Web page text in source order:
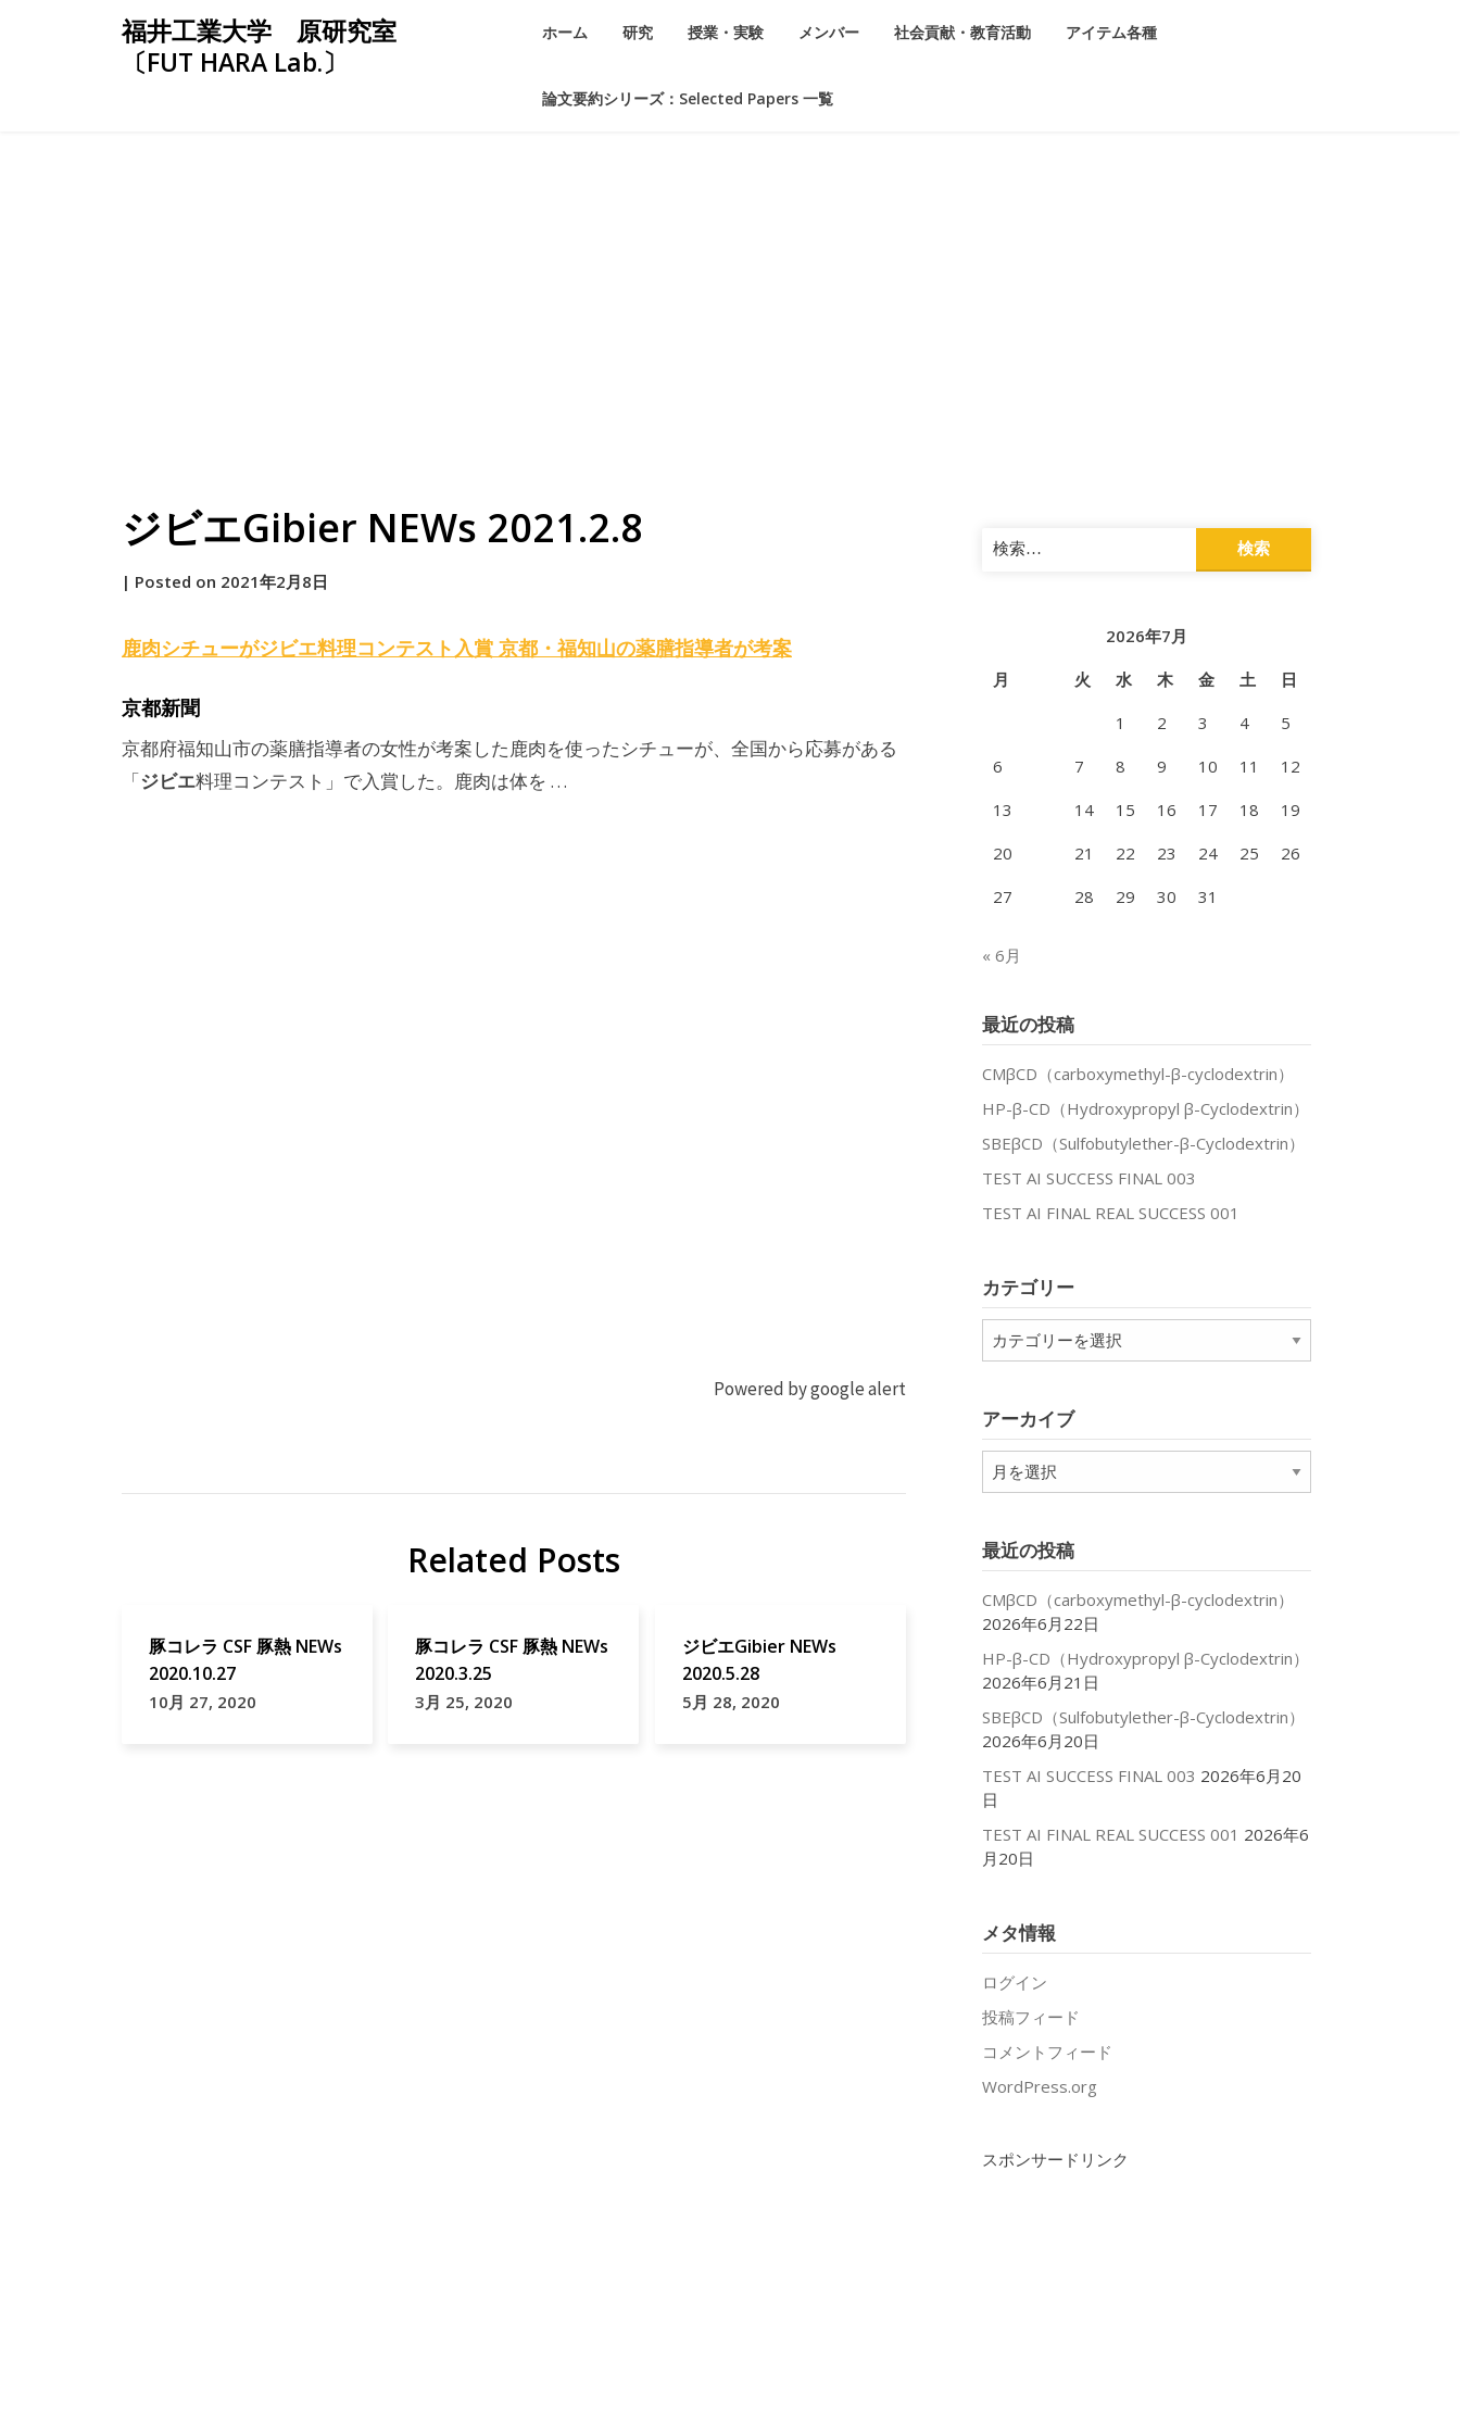
福井工業大学 原研究室
〔FUT HARA Lab.〕
ホーム 研究 授業・実験 メンバー 社会貢献・教育活動 アイテム各種
論文要約シリーズ：Selected Papers 一覧
ジビエGibier NEWs 2021.2.8
by
| Posted on 2021年2月8日
鹿肉シチューがジビエ料理コンテスト入賞 京都・福知山の薬膳指導者が考案
京都新聞
京都府福知山市の薬膳指導者の女性が考案した鹿肉を使ったシチューが、全国から応募がある
「ジビエ料理コンテスト」で入賞した。鹿肉は体を …
Powered by google alert
献チ
ュ
Related Posts
豚コレラ CSF 豚熱 NEWs
2020.10.27
10月 27, 2020
豚コレラ CSF 豚熱 NEWs
2020.3.25
3月 25, 2020
ジビエGibier NEWs
2020.5.28
5月 28, 2020
検
索:
2026年7月
月
火 水 木 金 土
日
1
2 3 4
5
6
7 8 9 10 11
12
13
14 15 16 17 18
19
20
21 22 23 24 25
26
27
28 29 30 31
« 6月
最近の投稿
CMβCD（carboxymethyl-β-cyclodextrin）
HP-β-CD（Hydroxypropyl β-Cyclodextrin）
SBEβCD（Sulfobutylether-β-Cyclodextrin）
TEST AI SUCCESS FINAL 003
TEST AI FINAL REAL SUCCESS 001
カテゴリー
テ
ー
アーカイブ
ア
ー
ブ
最近の投稿
CMβCD（carboxymethyl-β-cyclodextrin）
2026年6月22日
HP-β-CD（Hydroxypropyl β-Cyclodextrin）
2026年6月21日
SBEβCD（Sulfobutylether-β-Cyclodextrin）
2026年6月20日
TEST AI SUCCESS FINAL 003 2026年6月20
日
TEST AI FINAL REAL SUCCESS 001 2026年6
月20日
メタ情報
ログイン
投稿フィード
コメントフィード
WordPress.org
スポンサードリンク